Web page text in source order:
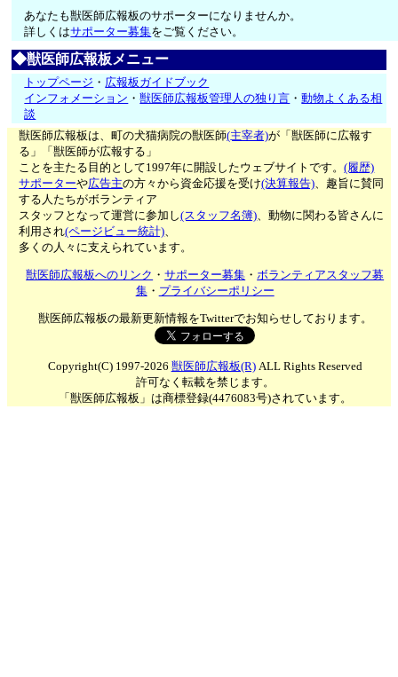
あなたも獣医師広報板のサポーターになりませんか。
詳しくはサポーター募集をご覧ください。
◆獣医師広報板メニュー
トップページ ・ 広報板ガイドブック
インフォメーション ・獣医師広報板管理人の独り言 ・動物よくある相
談
獣医師広報板は、町の犬猫病院の獣医師(主宰者)が「獣医師に広報す
る」「獣医師が広報する」
ことを主たる目的として1997年に開設したウェブサイトです。(履歴)
サポーターや広告主の方々から資金応援を受け(決算報告)、趣旨に賛同
する人たちがボランティア
スタッフとなって運営に参加し(スタッフ名簿)、動物に関わる皆さんに
利用され(ページビュー統計)、
多くの人々に支えられています。
獣医師広報板へのリンク ・サポーター募集 ・ボランティアスタッフ募
集・ プライバシーポリシー
獣医師広報板の最新更新情報をTwitterでお知らせしております。
Copyright(C) 1997-2026 獣医師広報板(R)ALL Rights Reserved
許可なく転載を禁じます。
「獣医師広報板」は商標登録(4476083号)されています。